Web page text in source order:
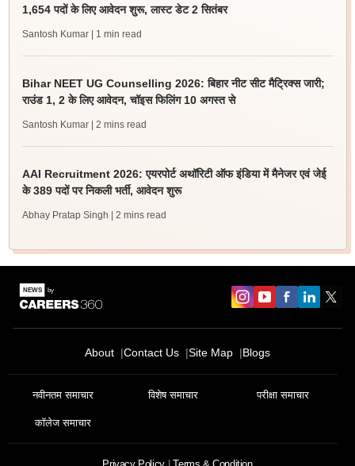
1,654 पदों के लिए आवेदन शुरू, लास्ट डेट 2 सितंबर
Santosh Kumar | 1 min read
Bihar NEET UG Counselling 2026: बिहार नीट सीट मैट्रिक्स जारी;
राउंड 1, 2 के लिए आवेदन, चॉइस फिलिंग 10 अगस्त से
Santosh Kumar | 2 mins read
AAI Recruitment 2026: एयरपोर्ट अथॉरिटी ऑफ इंडिया में मैनेजर एवं जेई
के 389 पदों पर निकली भर्ती, आवेदन शुरू
Abhay Pratap Singh | 2 mins read
About Contact Us Site Map Blogs
नवीनतम समाचार विशेष समाचार परीक्षा समाचार
कॉलेज समाचार